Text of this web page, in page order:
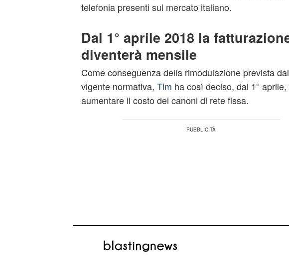
telefonia presenti sul mercato italiano.
Dal 1° aprile 2018 la
diventerà mensile
Come conseguenza della rimodulazione prevista
vigente normativa, Tim ha così deciso, dal 1° aprile,
aumentare il costo dei canoni di rete fissa.